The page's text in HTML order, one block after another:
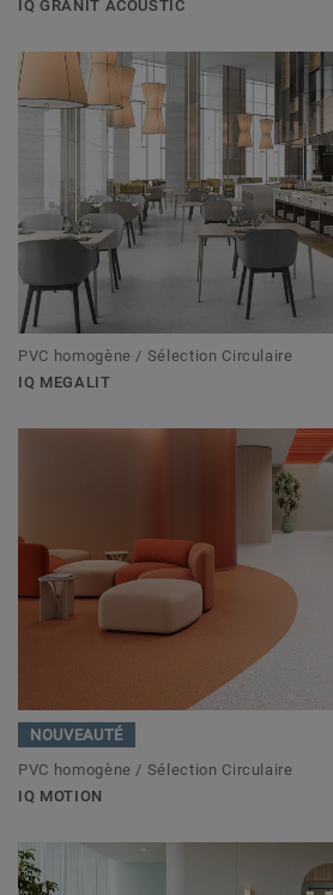
IQ GRANIT ACOUSTIC
PVC homogène / Sélection Circulaire
IQ MEGALIT
NOUVEAUTÉ
PVC homogène / Sélection Circulaire
IQ MOTION